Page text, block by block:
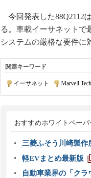
今回発表した88Q2112
る。車載イーサネットで
システムの厳格な要件に
関連キーワード
イーサネット Marvell
おすすめホワイトペーパ
三菱ふそう川崎製
軽EVまとめ最新版
自動車業界の「ク